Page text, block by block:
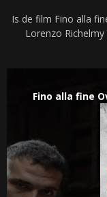
Is de film Fino alla
Lorenzo
Fino alla fine